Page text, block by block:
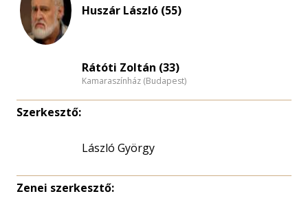
Huszár László (55)
Rátóti Zoltán (33)
Kamaraszínház (Budapest)
Szerkesztő:
László György
Zenei szerkesztő: